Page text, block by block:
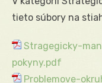
tieto súbory na
Stragegicky-
pokyny.pdf
Problemove-